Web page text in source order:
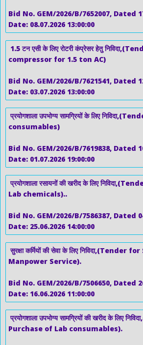
Bid No. GEM/2026/B/7652007, Dated
Date: 08.07.2026 13:00:00
1.5 टन एसी के लिए रोटरी कंप्रेसर हेतु
compressor for 1.5 ton AC)
Bid No. GEM/2026/B/7621541, Dated
Date: 03.07.2026 13:00:00
प्रयोगशाला उपभोग्य सामग्रियों के लिए
consumables)
Bid No. GEM/2026/B/7619838, Dated
Date: 01.07.2026 19:00:00
प्रयोगशाला रसायनों की खरीद के लिए
Lab chemicals)..
Bid No. GEM/2026/B/7586387, Dated
Date: 25.06.2026 14:00:00
सुरक्षा कर्मियों की सेवा के लिए निविदा,(Tender
Manpower Service).
Bid No. GEM/2026/B/7506650, Dated
Date: 16.06.2026 11:00:00
प्रयोगशाला उपभोग्य सामग्रियों की खरीद के लिए
Purchase of Lab consumables).